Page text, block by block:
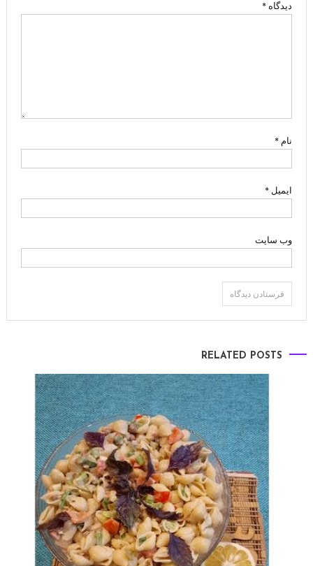
دیدگاه *
نام*
ایمیل *
وب‌ سایت
RELATED POSTS